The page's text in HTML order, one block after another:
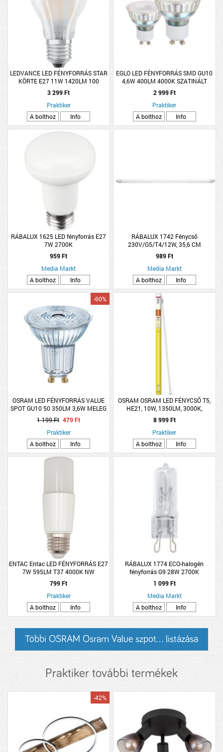
LEDVANCE LED FÉNYFORRÁS STAR
KÖRTE E27 11W 1420LM 100
MELEG MATT ÜVEG 15000H
3 299 Ft
Praktiker
A bolthoz
Info
EGLO LED FÉNYFORRÁS SMD GU10
4,6W 400LM 4000K SZATINÁLT
2 999 Ft
Praktiker
A bolthoz
Info
RÁBALUX 1625 LED fényforrás E27
7W 2700K
959 Ft
Media Markt
A bolthoz
Info
RÁBALUX 1742 Fénycső
230V/G5/T4/12W, 35,6 CM
989 Ft
Media Markt
A bolthoz
Info
OSRAM LED FÉNYFORRÁS VALUE
SPOT GU10 50 350LM 3,6W MELEG
36° ÜVEG 10000H
-60%
1 199 Ft 479 Ft
Praktiker
A bolthoz
Info
OSRAM OSRAM LED FÉNYCSŐ T5,
HE21, 10W, 1350LM, 3000K,
MELEGFEHÉR, 84,9CM
8 999 Ft
Praktiker
A bolthoz
Info
ENTAC Entac LED FÉNYFORRÁS E27
7W 595LM T37 4000K NW
799 Ft
Praktiker
A bolthoz
Info
RÁBALUX 1774 ECO-halogén
fényforrás G9 28W 2700K
1 099 Ft
Media Markt
A bolthoz
Info
Többi OSRAM Osram Value szpot... listázása
Praktiker további termékek
-42%